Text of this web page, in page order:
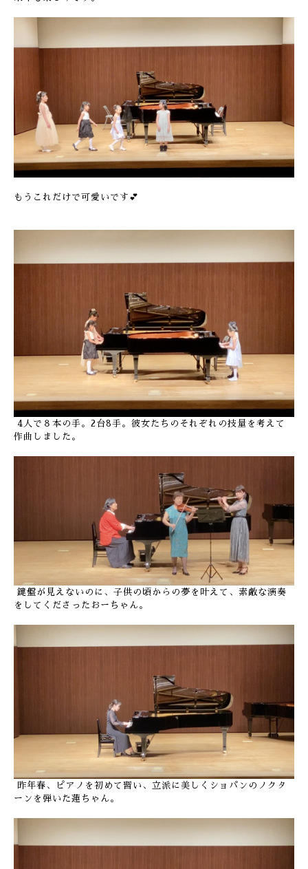
もうこれだけで可愛いです💕
4人で８本の手。2台8手。彼女たちのそれぞれの技量を考えて
作曲しました。
鍵盤が見えないのに、子供の頃からの夢を叶えて、素敵な演奏
をしてくださったおーちゃん。
昨年春、ピアノを初めて習い、立派に美しくショパンのノクタ
ーンを弾いた蓮ちゃん。